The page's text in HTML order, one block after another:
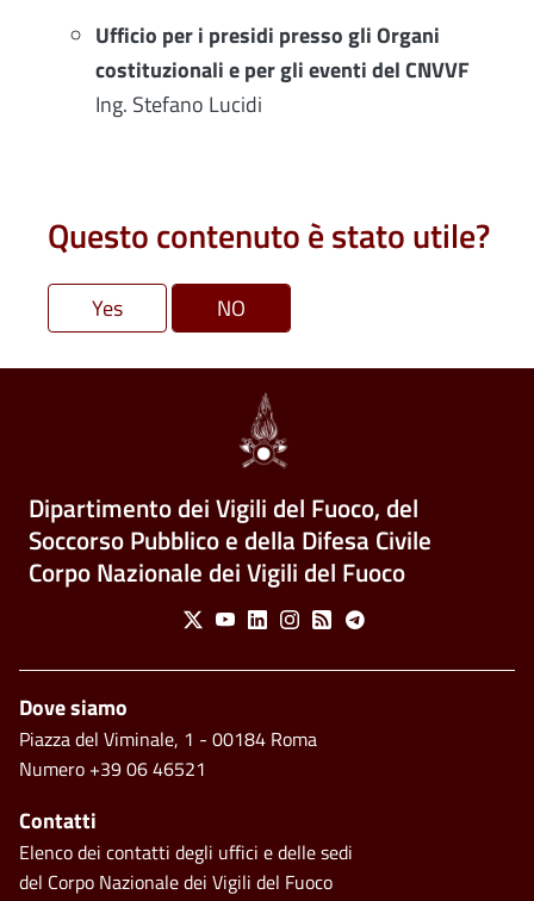
Ufficio per i presidi presso gli Organi
costituzionali e per gli eventi del CNVVF
Ing. Stefano Lucidi
Questo contenuto è stato utile?
Dipartimento dei Vigili del Fuoco, del
Soccorso Pubblico e della Difesa Civile
Corpo Nazionale dei Vigili del Fuoco
Social Menu
X YoutubeLinkedinInstagram
Feed Telegram
Footer
Dove siamo
Piazza del Viminale, 1 - 00184 Roma
Numero +39 06 46521
Contatti
Elenco dei contatti degli uffici e delle sedi
del Corpo Nazionale dei Vigili del Fuoco